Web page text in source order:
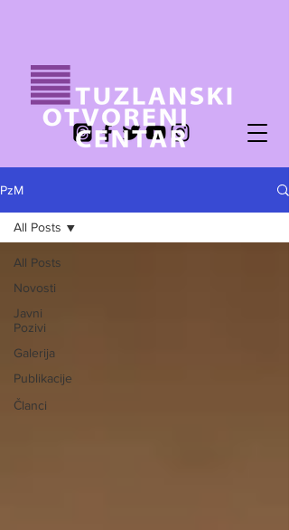
PzM
All Posts
Novosti
Javni
Pozivi
Galerija
Publikacije
Članci
All Posts